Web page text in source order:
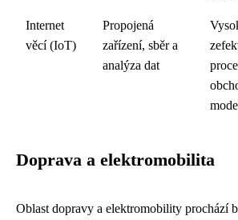
Internet
věcí (IoT)
Propojená
zařízení, sběr a
analýza dat
Doprava a elektromobilita
Oblast dopravy a elektromobility prochází